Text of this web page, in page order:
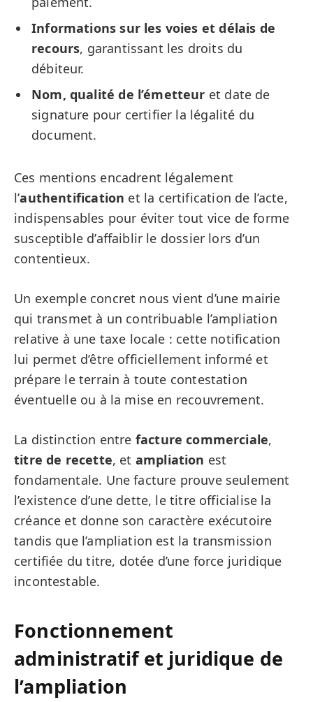
Informations sur les voies et délais de
recours, garantissant les droits du
débiteur.
Nom, qualité de l’émetteur et date de
signature pour certifier la légalité du
document.
Ces mentions encadrent légalement
l’authentification et la certification de l’acte,
indispensables pour éviter tout vice de forme
susceptible d’affaiblir le dossier lors d’un
contentieux.
Un exemple concret nous vient d’une mairie
qui transmet à un contribuable l’ampliation
relative à une taxe locale : cette notification
lui permet d’être officiellement informé et
prépare le terrain à toute contestation
éventuelle ou à la mise en recouvrement.
La distinction entre facture commerciale,
titre de recette, et ampliation est
fondamentale. Une facture prouve seulement
l’existence d’une dette, le titre officialise la
créance et donne son caractère exécutoire
tandis que l’ampliation est la transmission
certifiée du titre, dotée d’une force juridique
incontestable.
Fonctionnement
administratif et juridique de
l’ampliation